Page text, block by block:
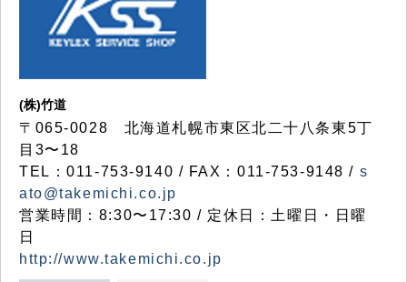
(株)竹道
〒065-0028 北海道札幌市東区北二十八条東5丁
目3〜18
TEL：011-753-9140 / FAX：011-753-9148 / s
ato@takemichi.co.jp
営業時間：8:30〜17:30 / 定休日：土曜日・日曜
日
http://www.takemichi.co.jp